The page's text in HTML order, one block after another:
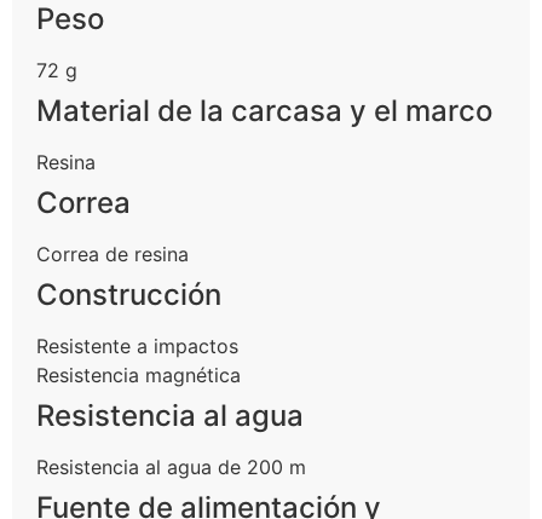
Peso
72 g
Material de la carcasa y el marco
Resina
Correa
Correa de resina
Construcción
Resistente a impactos
Resistencia magnética
Resistencia al agua
Resistencia al agua de 200 m
Fuente de alimentación y